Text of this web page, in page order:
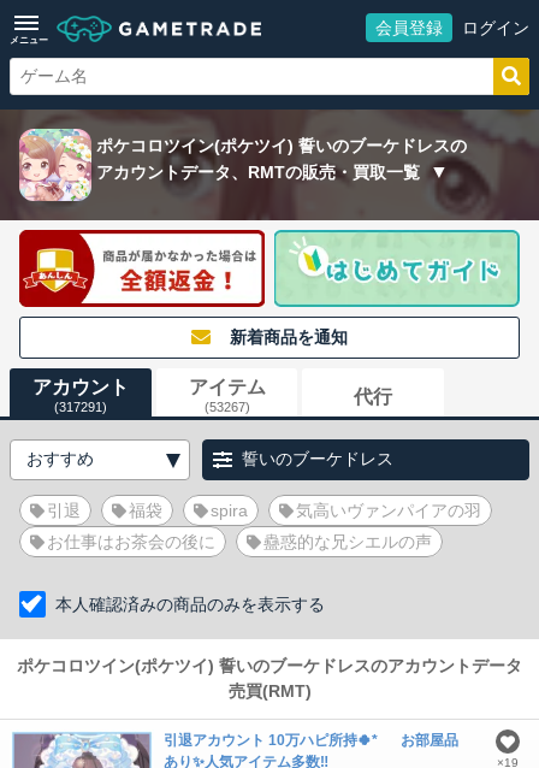
メニュー
会員登録 ログイン
ポケコロツイン(ポケツイ) 誓いのブーケドレスの
アカウントデータ、RMTの販売・買取一覧
新着商品を通知
アカウント
(317291)
アイテム
(53267) 代行
誓いのブーケドレス
引退 福袋 spira
気高いヴァンパイアの羽
お仕事はお茶会の後に
蠱惑的な兄シエルの声
本人確認済みの商品のみを表示する
ポケコロツイン(ポケツイ) 誓いのブーケドレスのアカウントデータ
売買(RMT)
引退アカウント 10万ハピ所持🍀* ゚ お部屋品
あり✨人気アイテム多数‼️
×19